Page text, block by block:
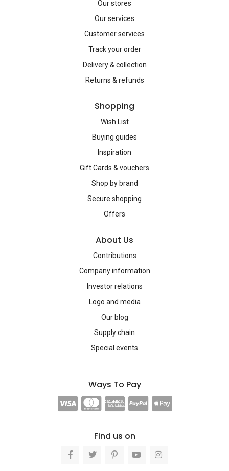
Our stores
Our services
Customer services
Track your order
Delivery & collection
Returns & refunds
Shopping
Wish List
Buying guides
Inspiration
Gift Cards & vouchers
Shop by brand
Secure shopping
Offers
About Us
Contributions
Company information
Investor relations
Logo and media
Our blog
Supply chain
Special events
Ways To Pay
Find us on